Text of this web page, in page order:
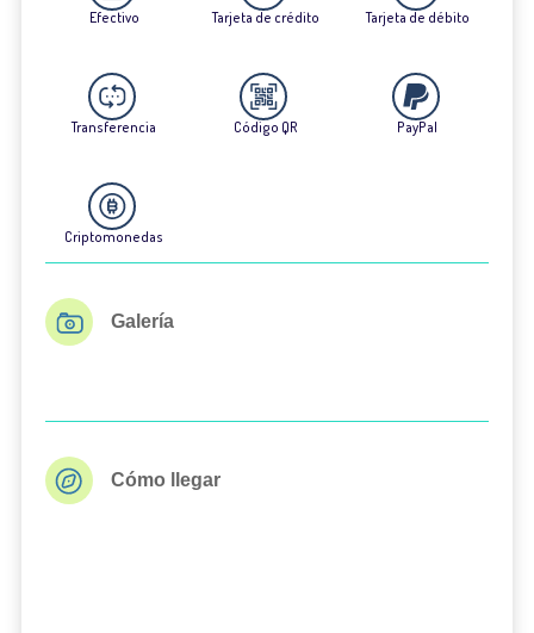
Efectivo Tarjeta de crédito Tarjeta de débito
Transferencia Código QR PayPal
Criptomonedas
Galería
Cómo llegar